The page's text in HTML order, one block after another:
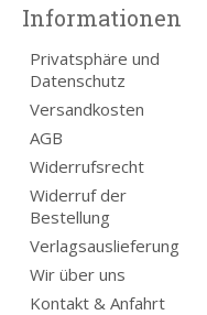
Informationen
Privatsphäre und
Datenschutz
Versandkosten
AGB
Widerrufsrecht
Widerruf der
Bestellung
Verlagsauslieferung
Wir über uns
Kontakt & Anfahrt